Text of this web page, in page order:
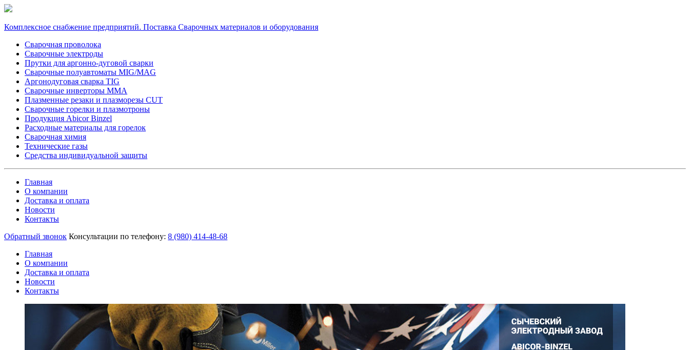
Комплексное снабжение предприятий. Поставка Сварочных материалов и оборудования
Сварочная проволока
Сварочные электроды
Прутки для аргонно-дуговой сварки
Сварочные полуавтоматы MIG/MAG
Аргонодуговая сварка TIG
Сварочные инверторы MMA
Плазменные резаки и плазморезы CUT
Сварочные горелки и плазмотроны
Продукция Abicor Binzel
Расходные материалы для горелок
Сварочная химия
Технические газы
Средства индивидуальной защиты
Главная
О компании
Доставка и оплата
Новости
Контакты
Обратный звонок Консультации по телефону: 8 (980) 414-48-68
Главная
О компании
Доставка и оплата
Новости
Контакты